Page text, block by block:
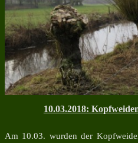
10.03.2018:
Am 10.03. wurden der